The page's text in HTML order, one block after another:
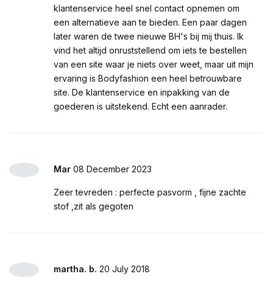
klantenservice heel snel contact opnemen om
een alternatieve aan te bieden. Een paar dagen
later waren de twee nieuwe BH's bij mij thuis. Ik
vind het altijd onruststellend om iets te bestellen
van een site waar je niets over weet, maar uit mijn
ervaring is Bodyfashion een heel betrouwbare
site. De klantenservice en inpakking van de
goederen is uitstekend. Echt een aanrader.
Mar 08 December 2023
Zeer tevreden : perfecte pasvorm , fijne zachte
stof ,zit als gegoten
martha. b. 20 July 2018